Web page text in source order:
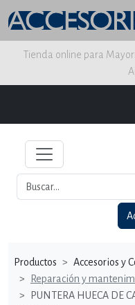
Tienda online para
Productos
Accesorios y
Reparación y
PUNTERA HUECA DE